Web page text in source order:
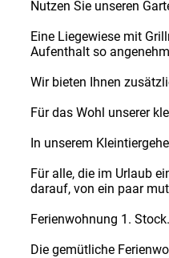
Nutzen Sie unseren
Eine Liegewiese mit
Aufenthalt so
Wir bieten Ihnen
Für das Wohl unserer
In unserem
Für alle, die im Urlaub
darauf, von ein paar
Ferienwohnung 1.
Die gemütliche